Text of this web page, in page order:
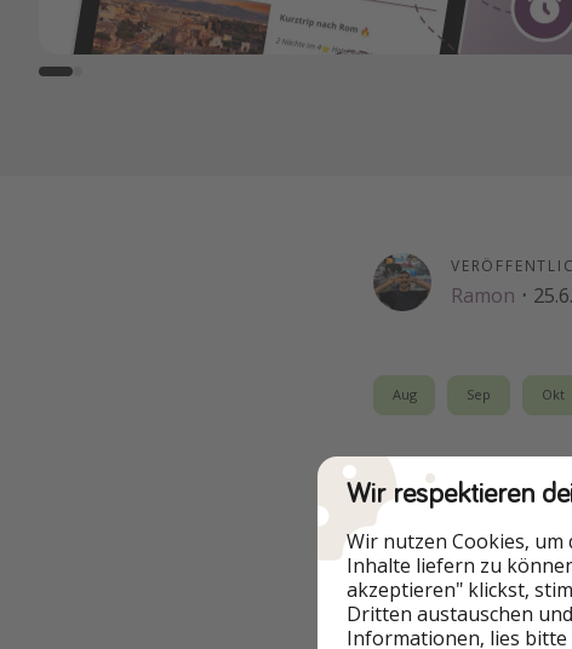
Ramon ·
Aug Sep Okt
Wenn der
Leistungs-Verhältnis
Entspannung dank
👌 7 Nächte mit
& Flügen erhaltet ihr ...
Wir respektieren
Wir nutzen Cookies,
Inhalte liefern zu
akzeptieren" klickst,
Dritten austauschen
Informationen, lies bitte